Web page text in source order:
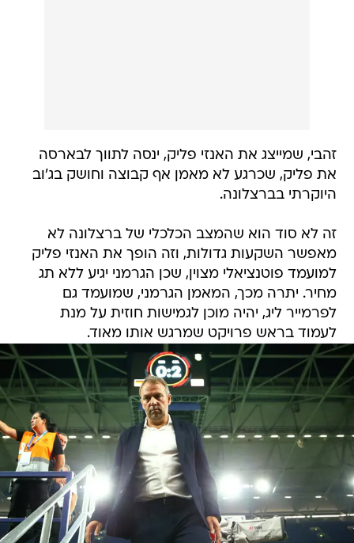
זהבי, שמייצג את האנזי פליק, ינסה לתווך לבארסה
את פליק, שכרגע לא מאמן אף קבוצה וחושק בג'וב
היוקרתי בברצלונה.
זה לא סוד הוא שהמצב הכלכלי של ברצלונה לא
מאפשר השקעות גדולות, וזה הופך את האנזי פליק
למועמד פוטנציאלי מצוין, שכן הגרמני יגיע ללא תג
מחיר. יתרה מכך, המאמן הגרמני, שמועמד גם
לפרמייר ליג, יהיה מוכן לגמישות חוזית על מנת
לעמוד בראש פרויקט שמרגש אותו מאוד.